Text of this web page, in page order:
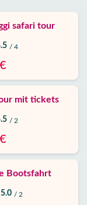
safari tour
/ 4
mit tickets
/ 2
Bootsfahrt
5.0 / 2